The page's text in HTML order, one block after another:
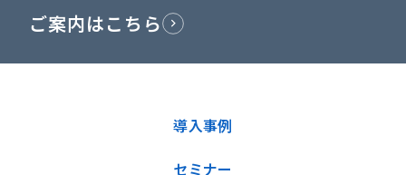
ご案内はこちら
導入事例
セミナー